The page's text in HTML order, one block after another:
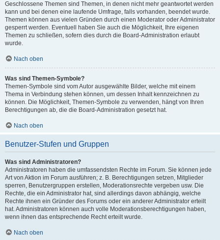
Geschlossene Themen sind Themen, in denen nicht mehr geantwortet werden
kann und bei denen eine laufende Umfrage, falls vorhanden, beendet wurde.
Themen können aus vielen Gründen durch einen Moderator oder Administrator
gesperrt werden. Eventuell haben Sie auch die Möglichkeit, Ihre eigenen
Themen zu schließen, sofern dies durch die Board-Administration erlaubt
wurde.
Nach oben
Was sind Themen-Symbole?
Themen-Symbole sind vom Autor ausgewählte Bilder, welche mit einem
Thema in Verbindung stehen können, um dessen Inhalt kennzeichnen zu
können. Die Möglichkeit, Themen-Symbole zu verwenden, hängt von Ihren
Berechtigungen ab, die die Board-Administration gesetzt hat.
Nach oben
Benutzer-Stufen und Gruppen
Was sind Administratoren?
Administratoren haben die umfassendsten Rechte im Forum. Sie können jede
Art von Aktion im Forum ausführen; z. B. Berechtigungen setzen, Mitglieder
sperren, Benutzergruppen erstellen, Moderationsrechte vergeben usw. Die
Rechte, die ein Administrator hat, sind allerdings davon abhängig, welche
Rechte ihnen ein Gründer des Forums oder ein anderer Administrator erteilt
hat. Administratoren können auch volle Moderationsberechtigungen haben,
wenn ihnen das entsprechende Recht erteilt wurde.
Nach oben